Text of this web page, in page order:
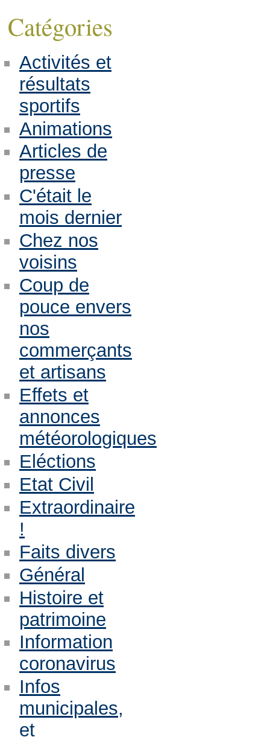
Catégories
Activités et
résultats
sportifs
Animations
Articles de
presse
C'était le
mois dernier
Chez nos
voisins
Coup de
pouce envers
nos
commerçants
et artisans
Effets et
annonces
météorologiques
Eléctions
Etat Civil
Extraordinaire
!
Faits divers
Général
Histoire et
patrimoine
Information
coronavirus
Infos
municipales,
et